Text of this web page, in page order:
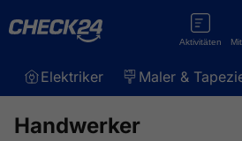
Aktivitäten
Elektriker Maler &
Handwerker